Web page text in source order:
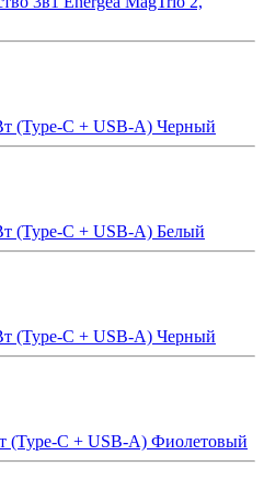
(Type-C + USB-A) Черный
(Type-C + USB-A) Белый
(Type-C + USB-A) Черный
(Type-C + USB-A) Фиолетовый